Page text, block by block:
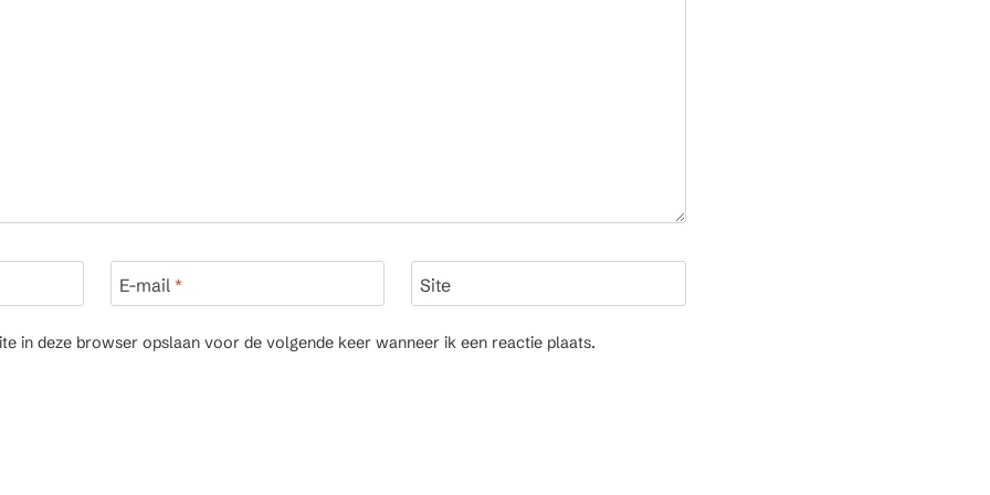
E-mail * Site
in deze browser opslaan voor de volgende keer wanneer ik een reactie plaats.